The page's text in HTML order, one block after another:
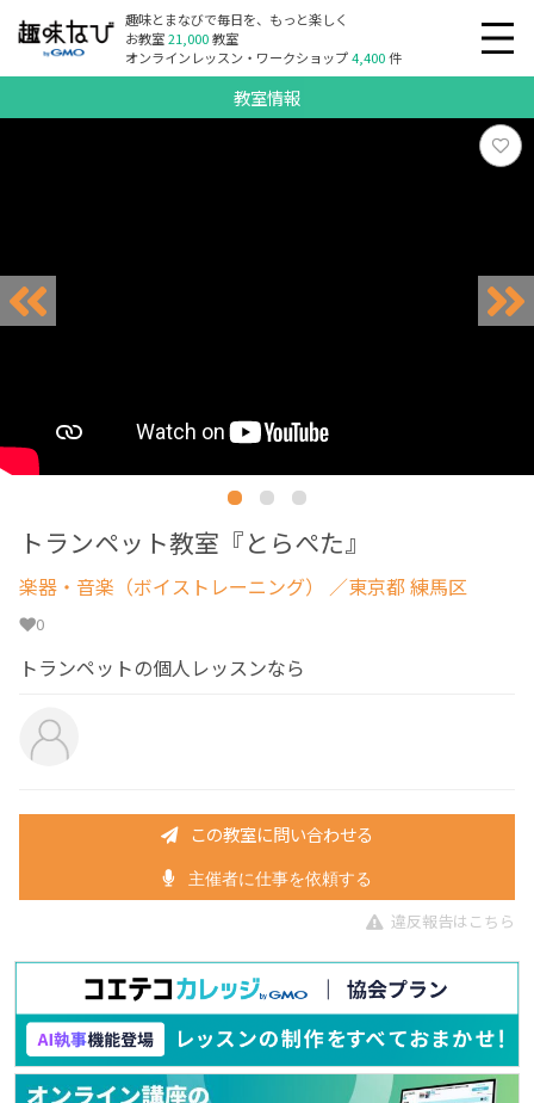
趣味とまなびで毎日を、もっと楽しく
お教室21,000教室
オンラインレッスン・ワークショップ4,400件
教室情報
トランペット教室『とらぺた』
楽器・音楽（ボイストレーニング） ／東京都 練馬区
0
トランペットの個人レッスンなら
この教室に問い合わせる
主催者に仕事を依頼する
違反報告はこちら